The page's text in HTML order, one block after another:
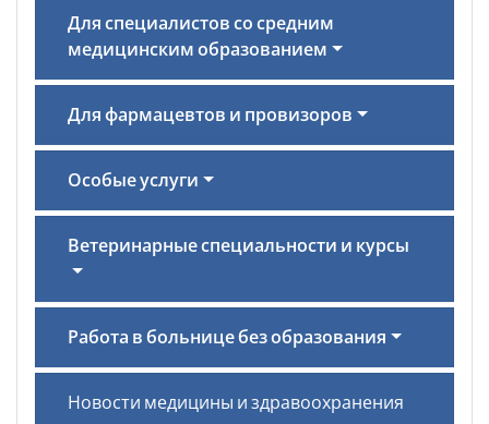
Для специалистов со средним
медицинским образованием
Для фармацевтов и провизоров
Особые услуги
Ветеринарные специальности и курсы
Работа в больнице без образования
Новости медицины и здравоохранения